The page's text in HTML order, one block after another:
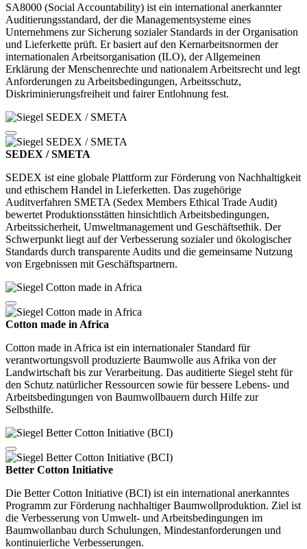
SA8000 (Social Accountability) ist ein international anerkannter
Auditierungsstandard, der die Managementsysteme eines
Unternehmens zur Sicherung sozialer Standards in der Organisation
und Lieferkette prüft. Er basiert auf den Kernarbeitsnormen der
internationalen Arbeitsorganisation (ILO), der Allgemeinen
Erklärung der Menschenrechte und nationalem Arbeitsrecht und legt
Anforderungen zu Arbeitsbedingungen, Arbeitsschutz,
Diskriminierungsfreiheit und fairer Entlohnung fest.
SEDEX / SMETA
SEDEX ist eine globale Plattform zur Förderung von Nachhaltigkeit
und ethischem Handel in Lieferketten. Das zugehörige
Auditverfahren SMETA (Sedex Members Ethical Trade Audit)
bewertet Produktionsstätten hinsichtlich Arbeitsbedingungen,
Arbeitssicherheit, Umweltmanagement und Geschäftsethik. Der
Schwerpunkt liegt auf der Verbesserung sozialer und ökologischer
Standards durch transparente Audits und die gemeinsame Nutzung
von Ergebnissen mit Geschäftspartnern.
Cotton made in Africa
Cotton made in Africa ist ein internationaler Standard für
verantwortungsvoll produzierte Baumwolle aus Afrika von der
Landwirtschaft bis zur Verarbeitung. Das auditierte Siegel steht für
den Schutz natürlicher Ressourcen sowie für bessere Lebens- und
Arbeitsbedingungen von Baumwollbauern durch Hilfe zur
Selbsthilfe.
Better Cotton Initiative
Die Better Cotton Initiative (BCI) ist ein international anerkanntes
Programm zur Förderung nachhaltiger Baumwollproduktion. Ziel ist
die Verbesserung von Umwelt- und Arbeitsbedingungen im
Baumwollanbau durch Schulungen, Mindestanforderungen und
kontinuierliche Verbesserungen.